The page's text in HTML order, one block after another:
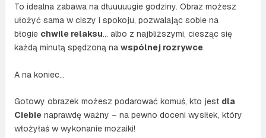
To idealna zabawa na dłuuuuugie godziny. Obraz możesz
ułożyć sama w ciszy i spokoju, pozwalając sobie na
błogie chwile relaksu… albo z najbliższymi, ciesząc się
każdą minutą spędzoną na wspólnej rozrywce.
A na koniec…
Gotowy obrazek możesz podarować komuś, kto jest dla
Ciebie naprawdę ważny – na pewno doceni wysiłek, który
włożyłaś w wykonanie mozaiki!